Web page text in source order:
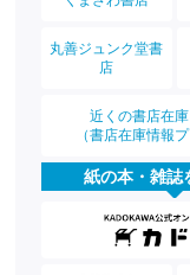
丸善ジュンク堂書
店
近くの書店在
（書店在庫情報
紙の本・雑誌